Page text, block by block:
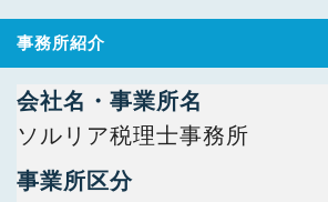
最近見た求人
マイリスト
事務所紹介
会社名・事業所名
ソルリア税理士事務所
事業所区分